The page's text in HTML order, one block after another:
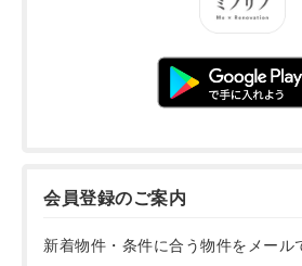
会員登録のご案内
新着物件・条件に合う物件をメール